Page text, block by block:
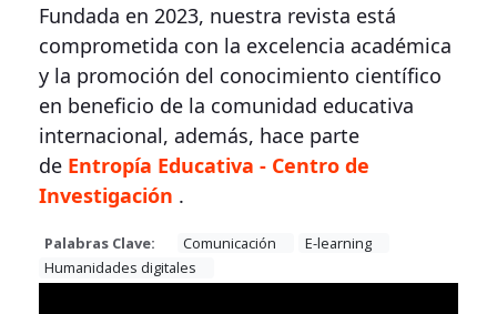
Fundada en 2023, nuestra revista está
comprometida con la excelencia académica
y la promoción del conocimiento científico
en beneficio de la comunidad educativa
internacional, además, hace parte
de Entropía Educativa - Centro de
Investigación .
Palabras Clave: Comunicación
E-learning
Humanidades digitales